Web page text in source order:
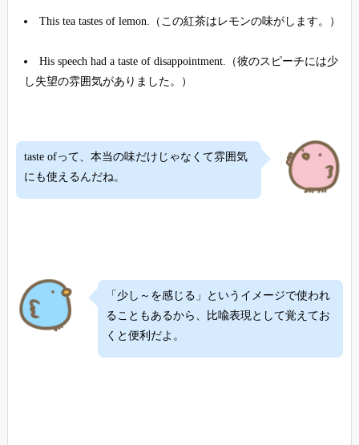
This tea tastes of lemon.（この紅茶はレモンの味がします。）
His speech had a taste of disappointment.（彼のスピーチには少
し失望の雰囲気がありました。）
taste ofって、本当の味だけじゃなくて雰囲気
にも使えるんだね。
「少し～を感じる」というイメージで使われ
ることもあるから、比喩表現として覚えてお
くと便利だよ。